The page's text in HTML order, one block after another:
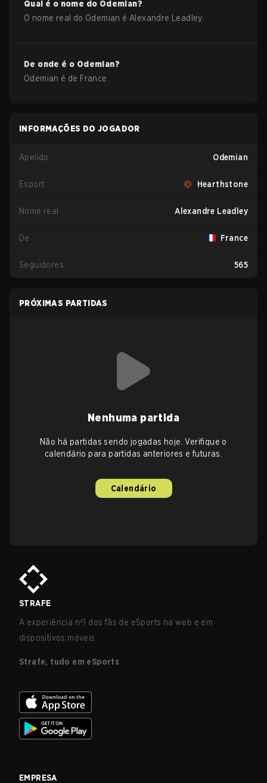
Qual é o nome do Odemian?
O nome real do Odemian é Alexandre Leadley.
De onde é o Odemian?
Odemian é de France
INFORMAÇÕES DO JOGADOR
Apelido Odemian
Esport Hearthstone
Nome real Alexandre Leadley
De France
Seguidores 565
PRÓXIMAS PARTIDAS
Nenhuma partida
Não há partidas sendo jogadas hoje. Verifique o
calendário para partidas anteriores e futuras.
Calendário
STRAFE
A experiência nº1 dos fãs de eSports na web e em
dispositivos móveis.
Strafe, tudo em eSports
EMPRESA